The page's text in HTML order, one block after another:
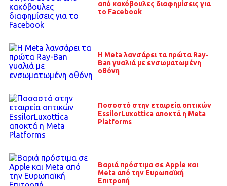
από κακόβουλες διαφημίσεις για
το Facebook
H Meta λανσάρει τα πρώτα Ray-
Ban γυαλιά με ενσωματωμένη
οθόνη
Ποσοστό στην εταιρεία οπτικών
EssilorLuxottica αποκτά η Meta
Platforms
Βαριά πρόστιμα σε Apple και
Meta από την Ευρωπαϊκή
Επιτροπή